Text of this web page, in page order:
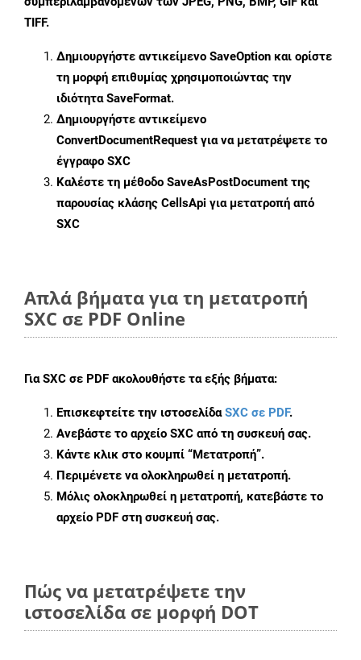
TIFF.
Δημιουργήστε αντικείμενο SaveOption και ορίστε
τη μορφή επιθυμίας χρησιμοποιώντας την
ιδιότηταSaveFormat.
Δημιουργήστε αντικείμενο
ConvertDocumentRequest για να μετατρέψετε το
έγγραφο SXC
Καλέστε τη μέθοδο SaveAsPostDocument της
παρουσίας κλάσης CellsApi για μετατροπή από
SXC
Απλά βήματα για τη μετατροπή
SXC σε PDF Online
ΓιαSXC σε PDF ακολουθήστε τα εξής βήματα:
Επισκεφτείτε την ιστοσελίδαSXC σε PDF.
Ανεβάστε το αρχείο SXC από τη συσκευή σας.
Κάντε κλικ στο κουμπί “Μετατροπή”.
Περιμένετε να ολοκληρωθεί η μετατροπή.
Μόλις ολοκληρωθεί η μετατροπή, κατεβάστε το
αρχείο PDF στη συσκευή σας.
Πώς να μετατρέψετε την
ιστοσελίδα σε μορφή DOT